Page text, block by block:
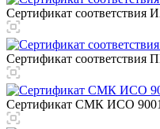
Сертификат
Сертификат соответствия
Сертификат СМК ИСО 9001